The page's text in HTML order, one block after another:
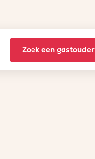
Zoek een gastouder